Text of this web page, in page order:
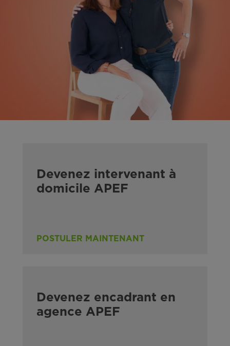
Devenez intervenant à
domicile APEF
POSTULER MAINTENANT
Devenez encadrant en
agence APEF